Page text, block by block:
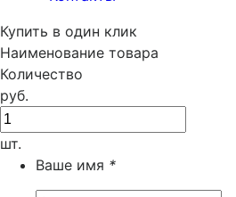
Купить в один клик
Наименование товара
Количество
руб.
шт.
Ваше имя *